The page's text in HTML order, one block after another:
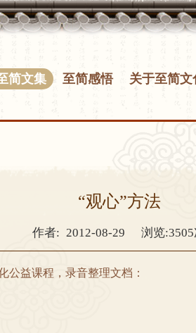
简文集 至简感悟 关于至简文
“观心”方法
作者: 2012-08-29 浏览:3505
公益课程，录音整理文档：